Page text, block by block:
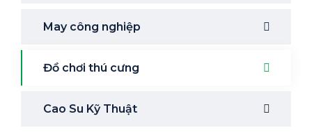
May công nghiệp
Đồ chơi thú cưng
Cao Su Kỹ Thuật